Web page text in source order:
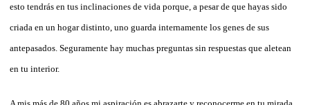
esto tendrás en tus inclinaciones de vida porque, a pesar de que hayas sido
criada en un hogar distinto, uno guarda internamente los genes de sus
antepasados. Seguramente hay muchas preguntas sin respuestas que aletean
en tu interior.